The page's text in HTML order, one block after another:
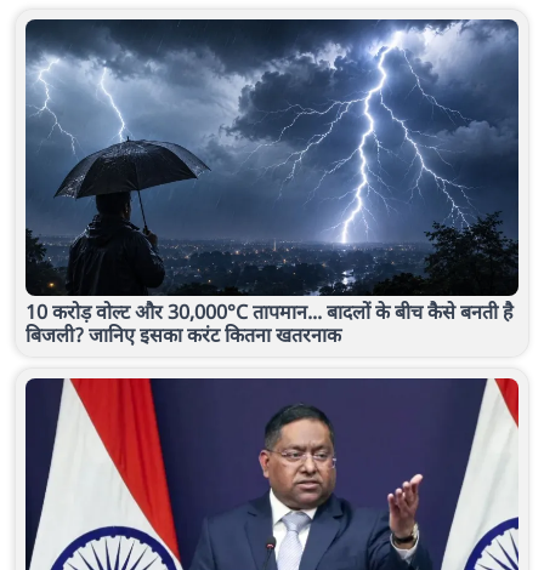
10 करोड़ वोल्ट और 30,000°C तापमान... बादलों के बीच कैसे बनती है
बिजली? जानिए इसका करंट कितना खतरनाक